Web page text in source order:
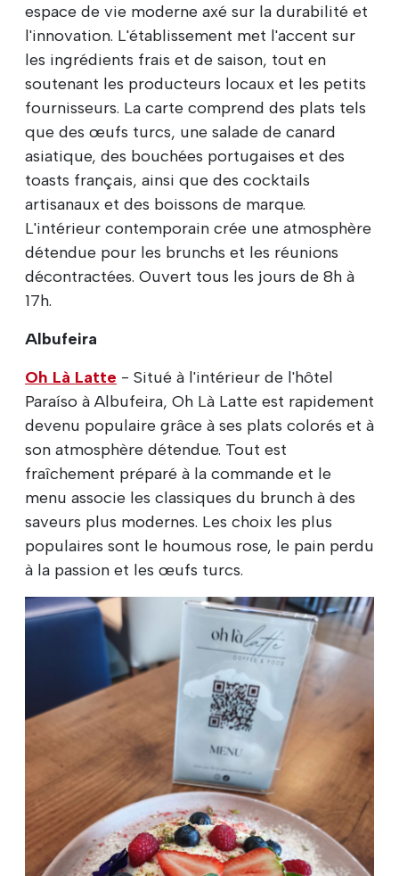
espace de vie moderne axé sur la durabilité et
l'innovation. L'établissement met l'accent sur
les ingrédients frais et de saison, tout en
soutenant les producteurs locaux et les petits
fournisseurs. La carte comprend des plats tels
que des œufs turcs, une salade de canard
asiatique, des bouchées portugaises et des
toasts français, ainsi que des cocktails
artisanaux et des boissons de marque.
L'intérieur contemporain crée une atmosphère
détendue pour les brunchs et les réunions
décontractées. Ouvert tous les jours de 8h à
17h.
Albufeira
Oh Là Latte - Situé à l'intérieur de l'hôtel
Paraíso à Albufeira, Oh Là Latte est rapidement
devenu populaire grâce à ses plats colorés et à
son atmosphère détendue. Tout est
fraîchement préparé à la commande et le
menu associe les classiques du brunch à des
saveurs plus modernes. Les choix les plus
populaires sont le houmous rose, le pain perdu
à la passion et les œufs turcs.